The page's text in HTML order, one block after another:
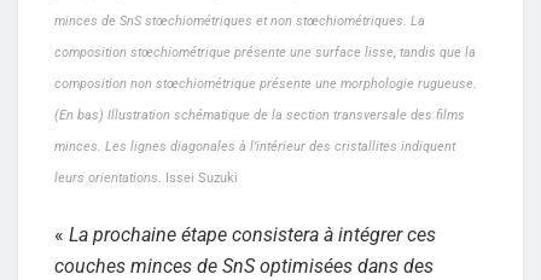
minces de SnS stœchiométriques et non stœchiométriques. La
composition stœchiométrique présente une surface lisse, tandis que la
composition non stœchiométrique présente une morphologie rugueuse.
(En bas) Illustration schématique de la section transversale des films
minces. Les lignes diagonales à l’intérieur des cristallites indiquent
leurs orientations. Issei Suzuki
« La prochaine étape consistera à intégrer ces
couches minces de SnS optimisées dans des